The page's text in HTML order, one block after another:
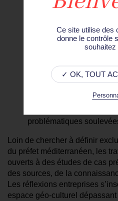
lors la fonction
angle dynamique en
modèle préfectoral »
méditerranéennes et,
(Maroc, Algérie, Tunisie)
différenciée, l’influence
comparées faisant état
l’Europe
ici particulièrement
problématiques
Loin de chercher à définir
du préfet méditerranéen, les
ouverts à des études de cas
des sources, de la
Les réflexions entreprises
espace géo-culturel
Ce site utilise des
donne le contrôle
souhaitez
✓ OK, TOUT